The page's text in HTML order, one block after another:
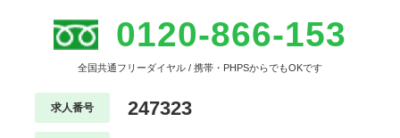
0120-866-153
全国共通フリーダイヤル / 携帯・PHPSからでもOKです
求人番号 247323